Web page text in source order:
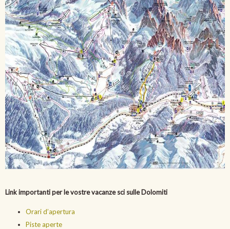
Link importanti per le vostre vacanze sci sulle Dolomiti
Orari d’apertura
Piste aperte